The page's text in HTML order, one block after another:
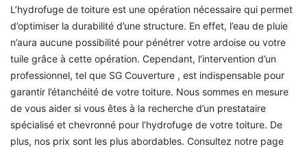
L’hydrofuge de toiture est une opération nécessaire qui permet
d’optimiser la durabilité d’une structure. En effet, l’eau de pluie
n’aura aucune possibilité pour pénétrer votre ardoise ou votre
tuile grâce à cette opération. Cependant, l’intervention d’un
professionnel, tel que SG Couverture , est indispensable pour
garantir l’étanchéité de votre toiture. Nous sommes en mesure
de vous aider si vous êtes à la recherche d’un prestataire
spécialisé et chevronné pour l’hydrofuge de votre toiture. De
plus, nos prix sont les plus abordables. Consultez notre page